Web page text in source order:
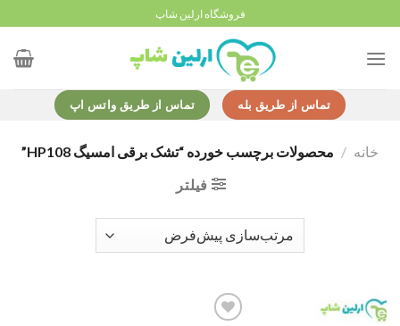
to
content
فروشگاه ارلین شاپ
تماس از طریق بله تماس از طریق واتس اپ
خانه / محصولات برچسب خورده “تشک برقی امسیگ HP108”
فیلتر